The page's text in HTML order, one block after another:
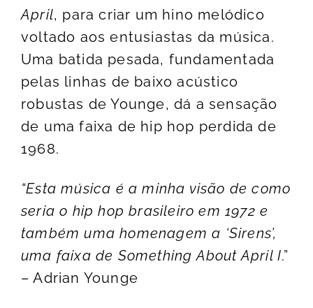
April, para criar um hino melódico
voltado aos entusiastas da música.
Uma batida pesada, fundamentada
pelas linhas de baixo acústico
robustas de Younge, dá a sensação
de uma faixa de hip hop perdida de
1968.
“Esta música é a minha visão de como
seria o hip hop brasileiro em 1972 e
também uma homenagem a ‘Sirens’,
uma faixa de Something About April I.”
– Adrian Younge